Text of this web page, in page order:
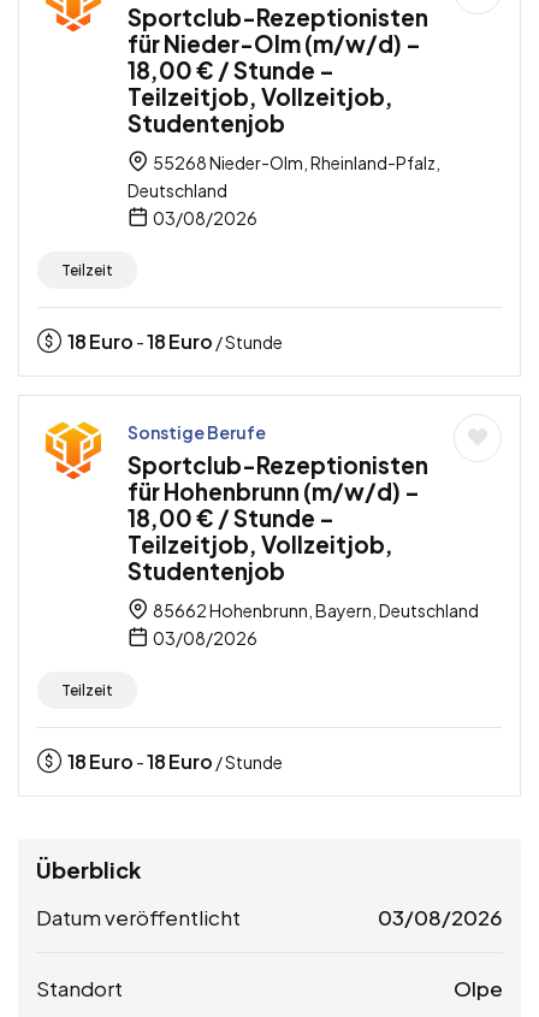
Sportclub-Rezeptionisten
für Nieder-Olm (m/w/d) –
18,00 € / Stunde –
Teilzeitjob, Vollzeitjob,
Studentenjob
55268 Nieder-Olm, Rheinland-Pfalz,
Deutschland
03/08/2026
Teilzeit
18Euro -18Euro / Stunde
Sonstige Berufe
Sportclub-Rezeptionisten
für Hohenbrunn (m/w/d) –
18,00 € / Stunde –
Teilzeitjob, Vollzeitjob,
Studentenjob
85662 Hohenbrunn, Bayern, Deutschland
03/08/2026
Teilzeit
18Euro -18Euro / Stunde
Überblick
Datum veröffentlicht 03/08/2026
Standort Olpe